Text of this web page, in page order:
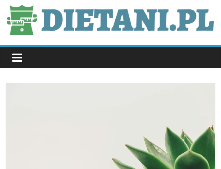
Skip
to
content
dietani.pl